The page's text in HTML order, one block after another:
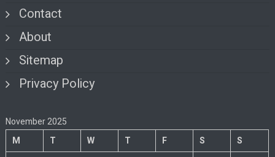
Contact
About
Sitemap
Privacy Policy
November 2025
M
T W T F S S